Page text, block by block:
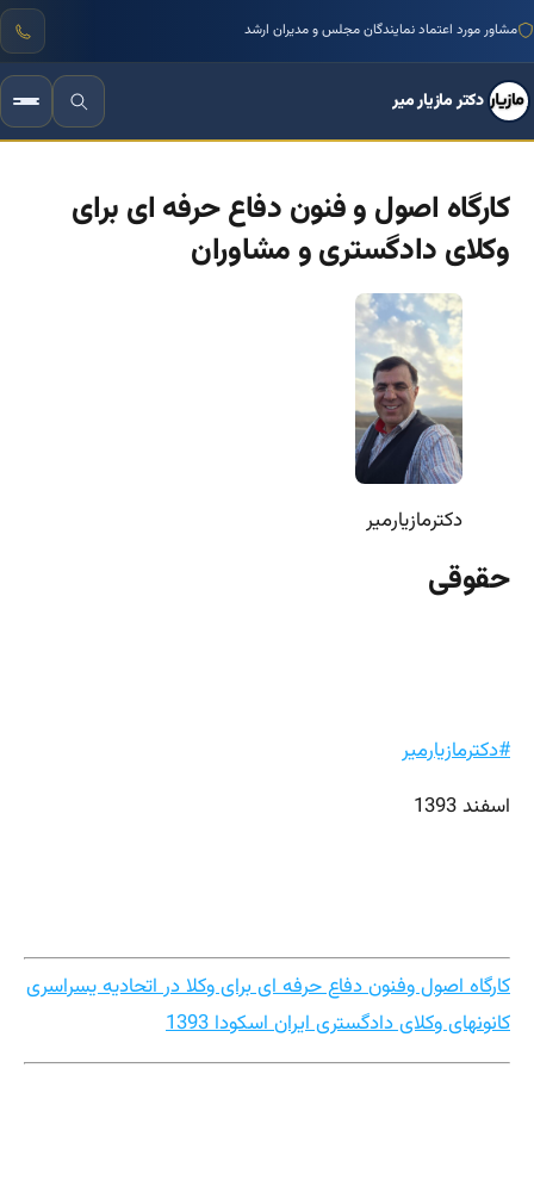
مشاور مورد اعتماد نمایندگان مجلس و مدیران ارشد
دکتر مازیار میر
کارگاه اصول و فنون دفاع حرفه ای برای
وکلای دادگستری و مشاوران
دکترمازیارمیر
حقوقی
#دکترمازیارمیر
اسفند 1393
کارگاه اصول وفنون دفاع حرفه ای برای وکلا در اتحادیه یسراسری
کانونهای وکلای دادگستری ایران اسکودا 1393